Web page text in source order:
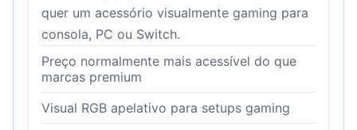
quer um acessório visualmente gaming para
consola, PC ou Switch.
Preço normalmente mais acessível do que
marcas premium
Visual RGB apelativo para setups gaming